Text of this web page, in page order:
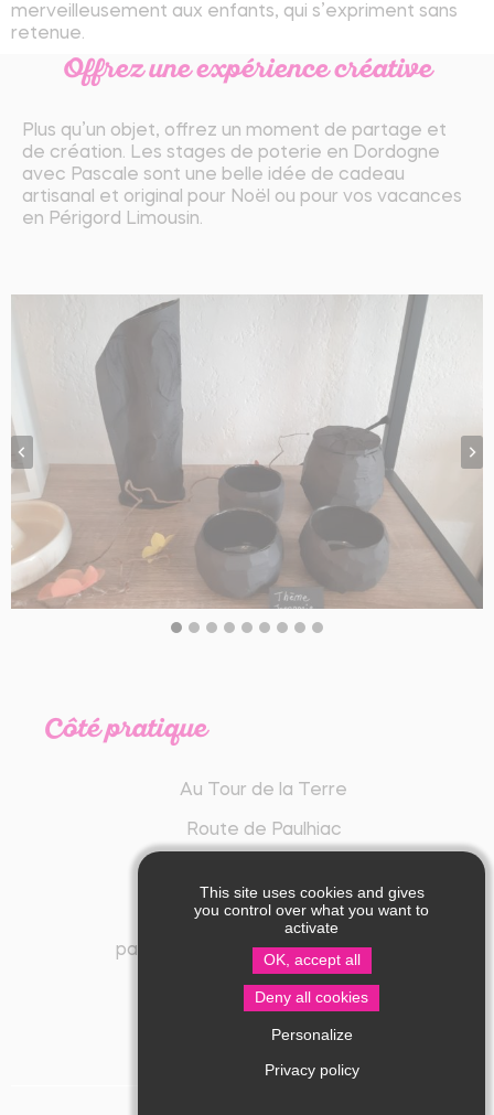
merveilleusement aux enfants, qui s’expriment sans
retenue.
Offrez une expérience créative
Plus qu’un objet, offrez un moment de partage et
de création. Les stages de poterie en Dordogne
avec Pascale sont une belle idée de cadeau
artisanal et original pour Noël ou pour vos vacances
en Périgord Limousin.
Côté pratique
Au Tour de la Terre
Route de Paulhiac
06 66 98 66 08
pathy.autourdelaterre@gmail.com
This site uses cookies and gives
you control over what you want to
activate
OK, accept all
Deny all cookies
Personalize
Privacy policy